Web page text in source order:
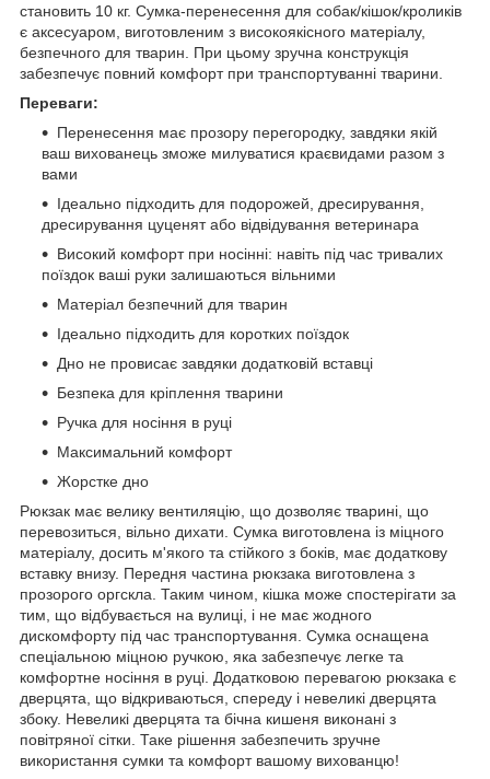
становить 10 кг. Сумка-перенесення для собак/кішок/кроликів
є аксесуаром, виготовленим з високоякісного матеріалу,
безпечного для тварин. При цьому зручна конструкція
забезпечує повний комфорт при транспортуванні тварини.
Переваги:
Перенесення має прозору перегородку, завдяки якій
ваш вихованець зможе милуватися краєвидами разом з
вами
Ідеально підходить для подорожей, дресирування,
дресирування цуценят або відвідування ветеринара
Високий комфорт при носінні: навіть під час тривалих
поїздок ваші руки залишаються вільними
Матеріал безпечний для тварин
Ідеально підходить для коротких поїздок
Дно не провисає завдяки додатковій вставці
Безпека для кріплення тварини
Ручка для носіння в руці
Максимальний комфорт
Жорстке дно
Рюкзак має велику вентиляцію, що дозволяє тварині, що
перевозиться, вільно дихати. Сумка виготовлена із міцного
матеріалу, досить м'якого та стійкого з боків, має додаткову
вставку внизу. Передня частина рюкзака виготовлена з
прозорого оргскла. Таким чином, кішка може спостерігати за
тим, що відбувається на вулиці, і не має жодного
дискомфорту під час транспортування. Сумка оснащена
спеціальною міцною ручкою, яка забезпечує легке та
комфортне носіння в руці. Додатковою перевагою рюкзака є
дверцята, що відкриваються, спереду і невеликі дверцята
збоку. Невеликі дверцята та бічна кишеня виконані з
повітряної сітки. Таке рішення забезпечить зручне
використання сумки та комфорт вашому вихованцю!